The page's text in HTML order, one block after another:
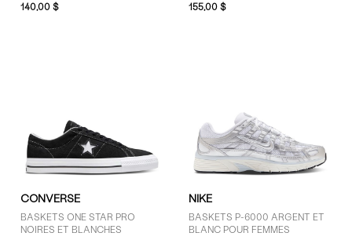
140,00 $
155,00 $
CONVERSE
BASKETS ONE STAR PRO
NOIRES ET BLANCHES
NIKE
BASKETS P-6000 ARGENT ET
BLANC POUR FEMMES